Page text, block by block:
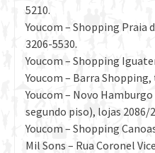
5210.
Youcom – Shopping Praia
3206-5530.
Youcom – Shopping
Youcom – Barra
Youcom – Novo Hamburgo
segundo piso), lojas 2086/
Youcom – Shopping
Mil Sons – Rua Coronel